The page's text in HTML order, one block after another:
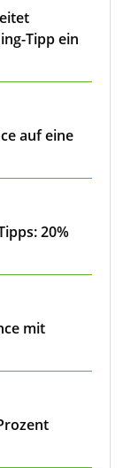
Tipp ein
auf eine
20%
mit